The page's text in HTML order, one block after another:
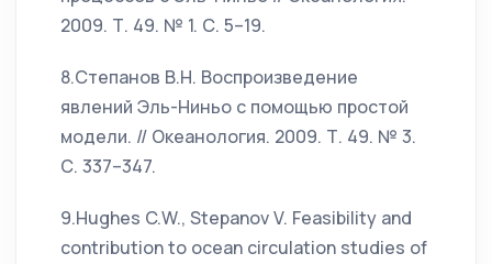
2009. Т. 49. № 1. С. 5–19.
8.Степанов В.Н. Воспроизведение
явлений Эль-Ниньо с помощью простой
модели. // Океанология. 2009. Т. 49. № 3.
С. 337–347.
9.Hughes C.W., Stepanov V. Feasibility and
contribution to ocean circulation studies of